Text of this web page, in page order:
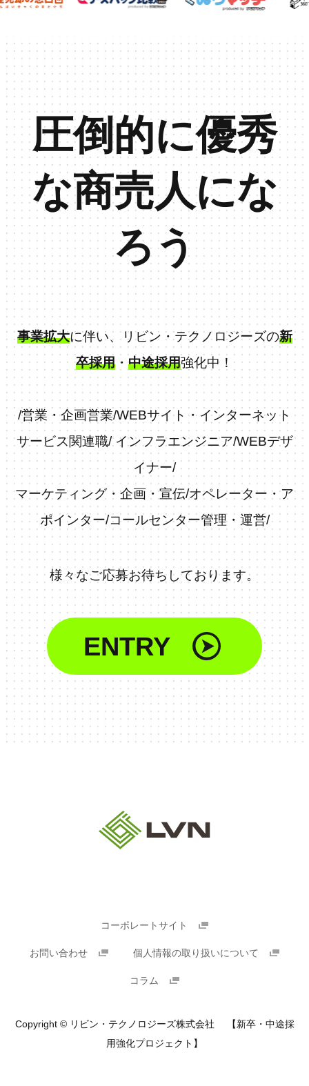
圧倒的に優秀
な商売人にな
ろう
事業拡大に伴い、リビン・テクノロジーズの新
卒採用 ・中途採用強化中！
/営業・企画営業/WEBサイト・インターネット
サービス関連職/インフラエンジニア/WEBデザ
イナー/
マーケティング・企画・宣伝/オペレーター・ア
ポインター/コールセンター管理・運営/
様々なご応募お待ちしております。
ENTRY
コーポレートサイト
お問い合わせ 個人情報の取り扱いについて
コラム
Copyright © リビン・テクノロジーズ株式会社 【新卒・中途採
用強化プロジェクト】